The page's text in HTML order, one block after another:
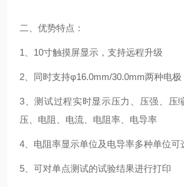
二、优势特点：
1、10寸触摸屏显示，支持远程升级
2、同时支持φ16.0mm/30.0mm两种电极
3、测试过程实时显示压力、压强、压
压、电阻、电流、电阻率、电导率
4、电阻率显示单位及电导率多种单位可
5、可对单点测试的试验结果进行打印